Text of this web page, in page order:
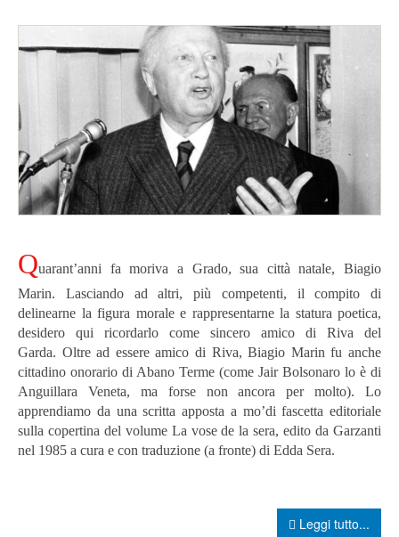
Quarant’anni fa moriva a Grado, sua città natale, Biagio
Marin. Lasciando ad altri, più competenti, il compito di
delinearne la figura morale e rappresentarne la statura poetica,
desidero qui ricordarlo come sincero amico di Riva del
Garda. Oltre ad essere amico di Riva, Biagio Marin fu anche
cittadino onorario di Abano Terme (come Jair Bolsonaro lo è di
Anguillara Veneta, ma forse non ancora per molto). Lo
apprendiamo da una scritta apposta a mo’di fascetta editoriale
sulla copertina del volume La vose de la sera, edito da Garzanti
nel 1985 a cura e con traduzione (a fronte) di Edda Sera.
Leggi tutto...